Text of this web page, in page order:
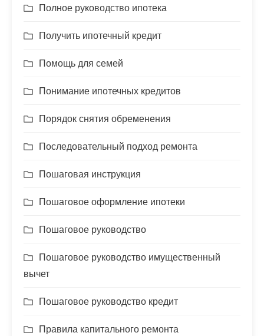
Полное руководство ипотека
Получить ипотечный кредит
Помощь для семей
Понимание ипотечных кредитов
Порядок снятия обременения
Последовательный подход ремонта
Пошаговая инструкция
Пошаговое оформление ипотеки
Пошаговое руководство
Пошаговое руководство имущественный
вычет
Пошаговое руководство кредит
Правила капитального ремонта